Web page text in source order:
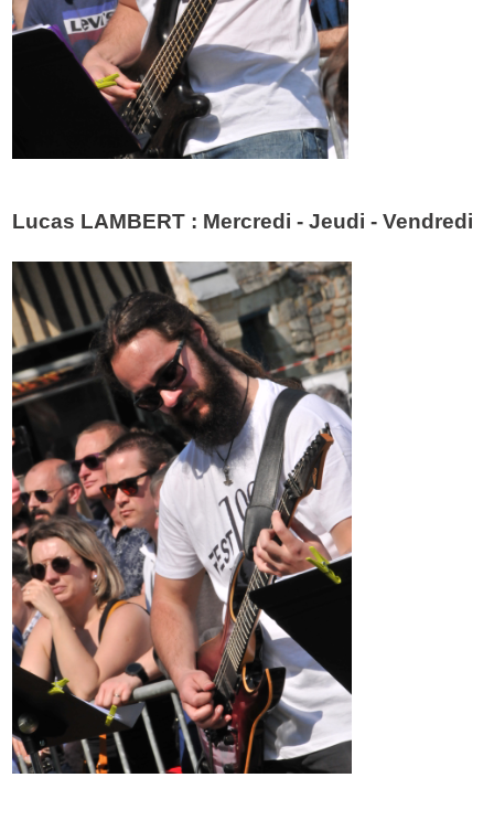
Lucas LAMBERT : Mercredi - Jeudi - Vendredi